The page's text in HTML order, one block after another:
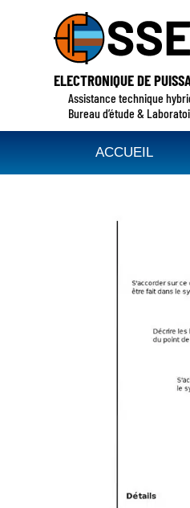
ELECTRONIQUE DE
Assistance technique
Bureau d’étude &
ACCUEIL